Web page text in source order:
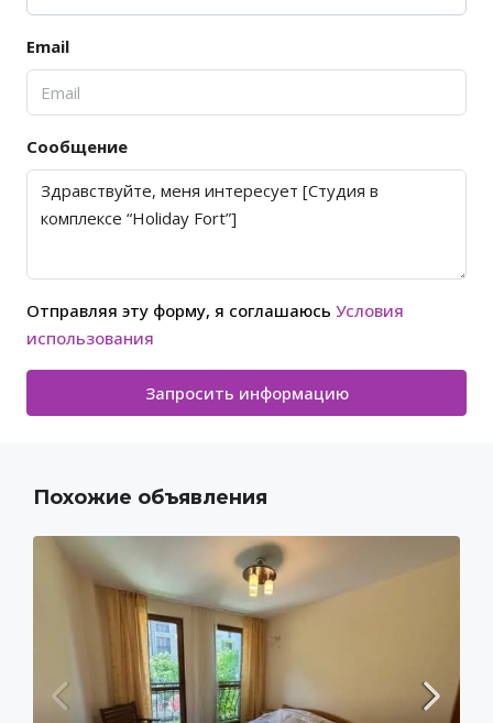
Email
Сообщение
Отправляя эту форму, я соглашаюсь Условия
использования
Запросить информацию
Похожие объявления